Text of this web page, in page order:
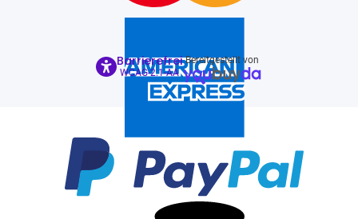
Barrierefrei
WCAG-2.1-AA
Bereitgestellt von